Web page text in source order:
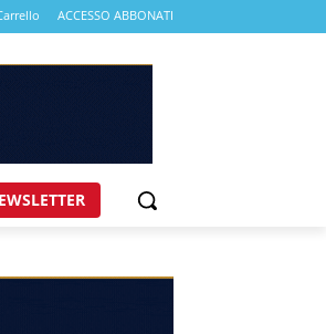
ACCESSO ABBONATI